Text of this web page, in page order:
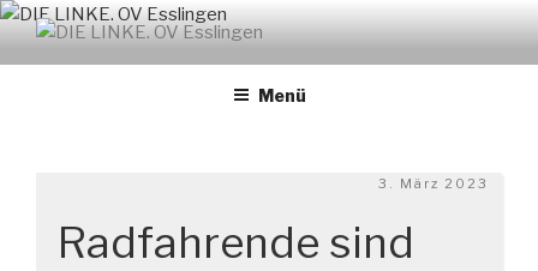
Zum
Inhalt
springenDIE LINKE. OV ESSLINGEN
Menü
Veröffentlicht
3. März 2023
Radfahrende sind